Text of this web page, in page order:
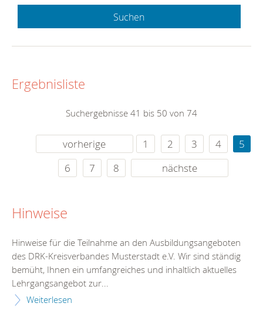
Suchen
Ergebnisliste
Suchergebnisse 41 bis 50 von 74
vorherige 1 2 3 4
5
6
7 8 nächste
Hinweise
Hinweise für die Teilnahme an den Ausbildungsangeboten
des DRK-Kreisverbandes Musterstadt e.V. Wir sind ständig
bemüht, Ihnen ein umfangreiches und inhaltlich aktuelles
Lehrgangsangebot zur...
Weiterlesen